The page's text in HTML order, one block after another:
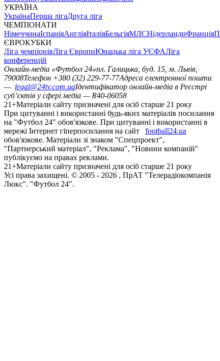
УКРАЇНА
УкраїнаПерша лігаДруга ліга
ЧЕМПІОНАТИ
НімеччинаІспаніяАнгліяІталіяБельгіяМЛСНідерландиФранція
ЄВРОКУБКИ
Ліга чемпіонівЛіга ЄвропиЮнацька ліга УЄФАЛіга
конференцій
Онлайн-медіа «Футбол 24»пл. Галицька, буд. 15, м. Львів,
79008Телефон +380 (32) 229-77-77Адреса електронної пошти
— legal@24tv.com.uaІдентифікатор онлайн-медіа в Реєстрі
суб’єктів у сфері медіа — R40-06058
21+Матеріали сайту призначені для осіб старше 21 року
При цитуванні і використанні будь-яких матеріалів посилання
на "Футбол 24" обов'язкове. При цитуванні і використанні в
мережі Інтернет гіперпосилання на сайт
football24.ua
обов'язкове. Матеріали зі знаком "Спецпроект",
"Партнерський матеріал", "Реклама", "Новини компаній"
публікуємо на правах реклами.
21+Матеріали сайту призначені для осіб старше 21 року
Усi права захищенi. © 2005 - 2026 , ПрАТ "Телерадіокомпанія
Люкс". "Футбол 24".